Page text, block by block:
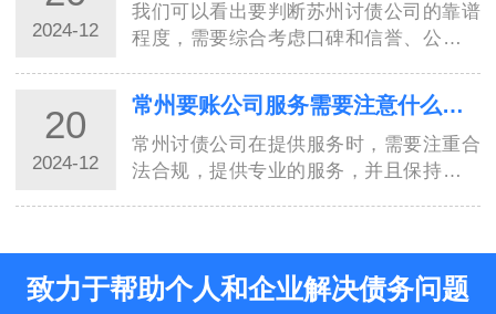
才能够…
2024-12
我们可以看出要判断苏州讨债公司的靠谱
程度，需要综合考虑口碑和信誉、公司资
报道、客户案例和经验分享等多个因素。
只有综合考虑，才能做出正确的判断。希
望本文…
20
2024-12
常州要账公司服务需要注意什么？8种方式讨债值得了解！
常州讨债公司在提供服务时，需要注重合
法合规，提供专业的服务，并且保持诚信
的任务。尤其是在常州这样的大都市，追
账公司…
致力于帮助个人和企业解决债务问题